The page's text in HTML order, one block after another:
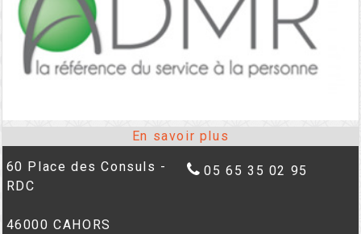
60 Place des Consuls -
RDC
46000 CAHORS
05 65 35 02 95